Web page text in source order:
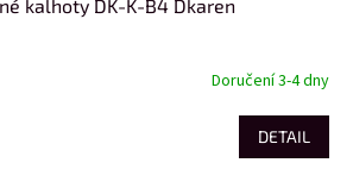
kalhoty DK-K-B4 Dkaren
Doručení 3-4 dny
DETAIL